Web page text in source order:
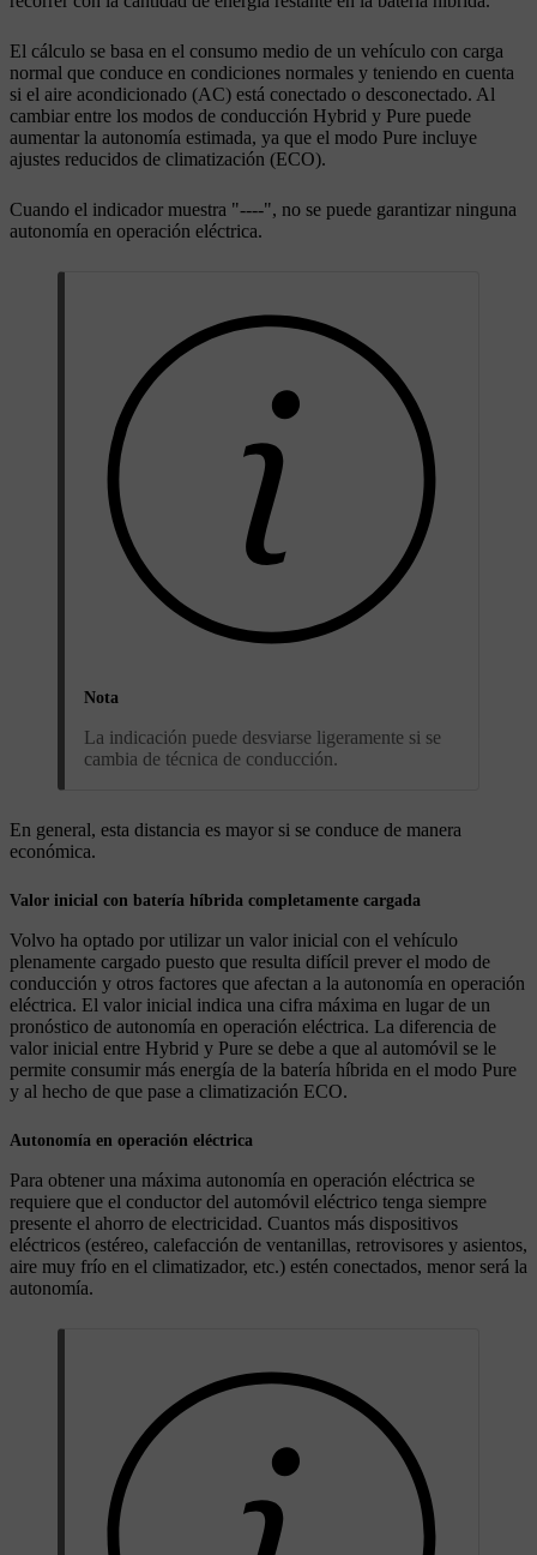
El cálculo se basa en el consumo medio de un vehículo con carga
normal que conduce en condiciones normales y teniendo en cuenta
si el aire acondicionado (AC) está conectado o desconectado. Al
cambiar entre los modos de conducción Hybrid y Pure puede
aumentar la autonomía estimada, ya que el modo Pure incluye
ajustes reducidos de climatización (ECO).
Cuando el indicador muestra "----", no se puede garantizar ninguna
autonomía en operación eléctrica.
Nota
La indicación puede desviarse ligeramente si se
cambia de técnica de conducción.
En general, esta distancia es mayor si se conduce de manera
económica.
Valor inicial con batería híbrida completamente cargada
Volvo ha optado por utilizar un valor inicial con el vehículo
plenamente cargado puesto que resulta difícil prever el modo de
conducción y otros factores que afectan a la autonomía en operación
eléctrica. El valor inicial indica una cifra máxima en lugar de un
pronóstico de autonomía en operación eléctrica. La diferencia de
valor inicial entre Hybrid y Pure se debe a que al automóvil se le
permite consumir más energía de la batería híbrida en el modo Pure
y al hecho de que pase a climatización ECO.
Autonomía en operación eléctrica
Para obtener una máxima autonomía en operación eléctrica se
requiere que el conductor del automóvil eléctrico tenga siempre
presente el ahorro de electricidad. Cuantos más dispositivos
eléctricos (estéreo, calefacción de ventanillas, retrovisores y asientos,
aire muy frío en el climatizador, etc.) estén conectados, menor será la
autonomía.